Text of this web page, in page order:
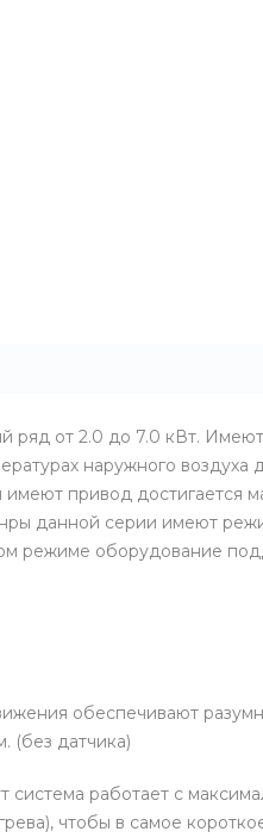
ряд от 2.0 до 7.0 кВт.
наружного воздуха
привод достигается
данной серии имеют
режиме оборудование
обеспечивают
(без датчика)
работает с
чтобы в самое